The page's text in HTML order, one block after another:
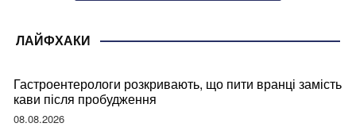
ЛАЙФХАКИ
Гастроентерологи розкривають, що пити вранці замість
кави після пробудження
08.08.2026